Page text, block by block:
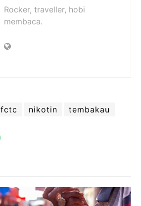
Rocker, traveller, hobi
membaca.
fctc nikotin tembakau